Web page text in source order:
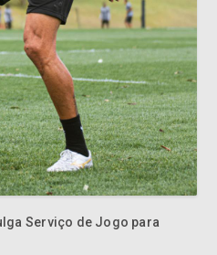
Serviço de Jogo para